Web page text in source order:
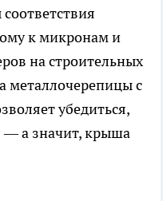
к микронам и
на строительных
металлочерепицы с
убедиться,
— а значит, крыша